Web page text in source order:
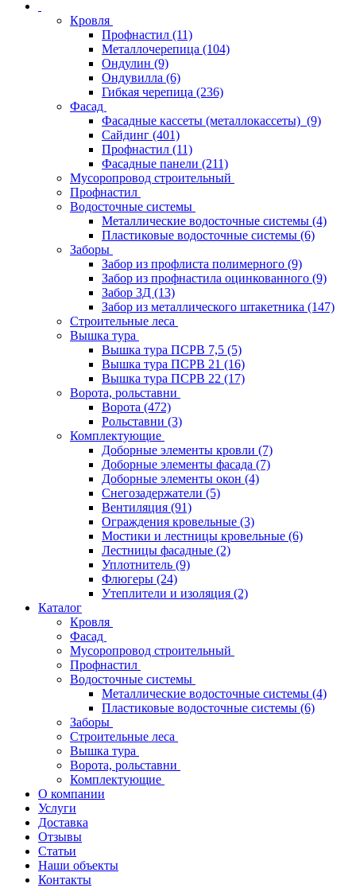
Кровля
Профнастил (11)
Металлочерепица (104)
Ондулин (9)
Ондувилла (6)
Гибкая черепица (236)
Фасад
Фасадные кассеты (металлокассеты) (9)
Сайдинг (401)
Профнастил (11)
Фасадные панели (211)
Мусоропровод строительный
Профнастил
Водосточные системы
Металлические водосточные системы (4)
Пластиковые водосточные системы (6)
Заборы
Забор из профлиста полимерного (9)
Забор из профнастила оцинкованного (9)
Забор 3Д (13)
Забор из металлического штакетника (147)
Строительные леса
Вышка тура
Вышка тура ПСРВ 7,5 (5)
Вышка тура ПСРВ 21 (16)
Вышка тура ПСРВ 22 (17)
Ворота, рольставни
Ворота (472)
Рольставни (3)
Комплектующие
Доборные элементы кровли (7)
Доборные элементы фасада (7)
Доборные элементы окон (4)
Снегозадержатели (5)
Вентиляция (91)
Ограждения кровельные (3)
Мостики и лестницы кровельные (6)
Лестницы фасадные (2)
Уплотнитель (9)
Флюгеры (24)
Утеплители и изоляция (2)
Каталог
Кровля
Фасад
Мусоропровод строительный
Профнастил
Водосточные системы
Металлические водосточные системы (4)
Пластиковые водосточные системы (6)
Заборы
Строительные леса
Вышка тура
Ворота, рольставни
Комплектующие
О компании
Услуги
Доставка
Отзывы
Статьи
Наши объекты
Контакты